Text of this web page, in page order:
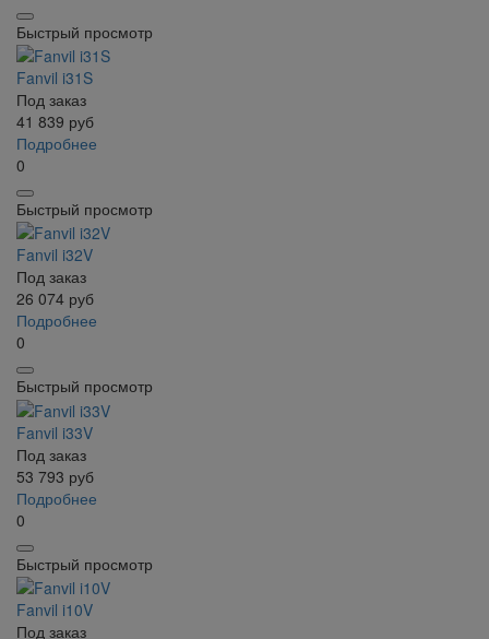
Быстрый просмотр
Fanvil i31S
Под заказ
41 839 руб
Подробнее
0
Быстрый просмотр
Fanvil i32V
Под заказ
26 074 руб
Подробнее
0
Быстрый просмотр
Fanvil i33V
Под заказ
53 793 руб
Подробнее
0
Быстрый просмотр
Fanvil i10V
Под заказ